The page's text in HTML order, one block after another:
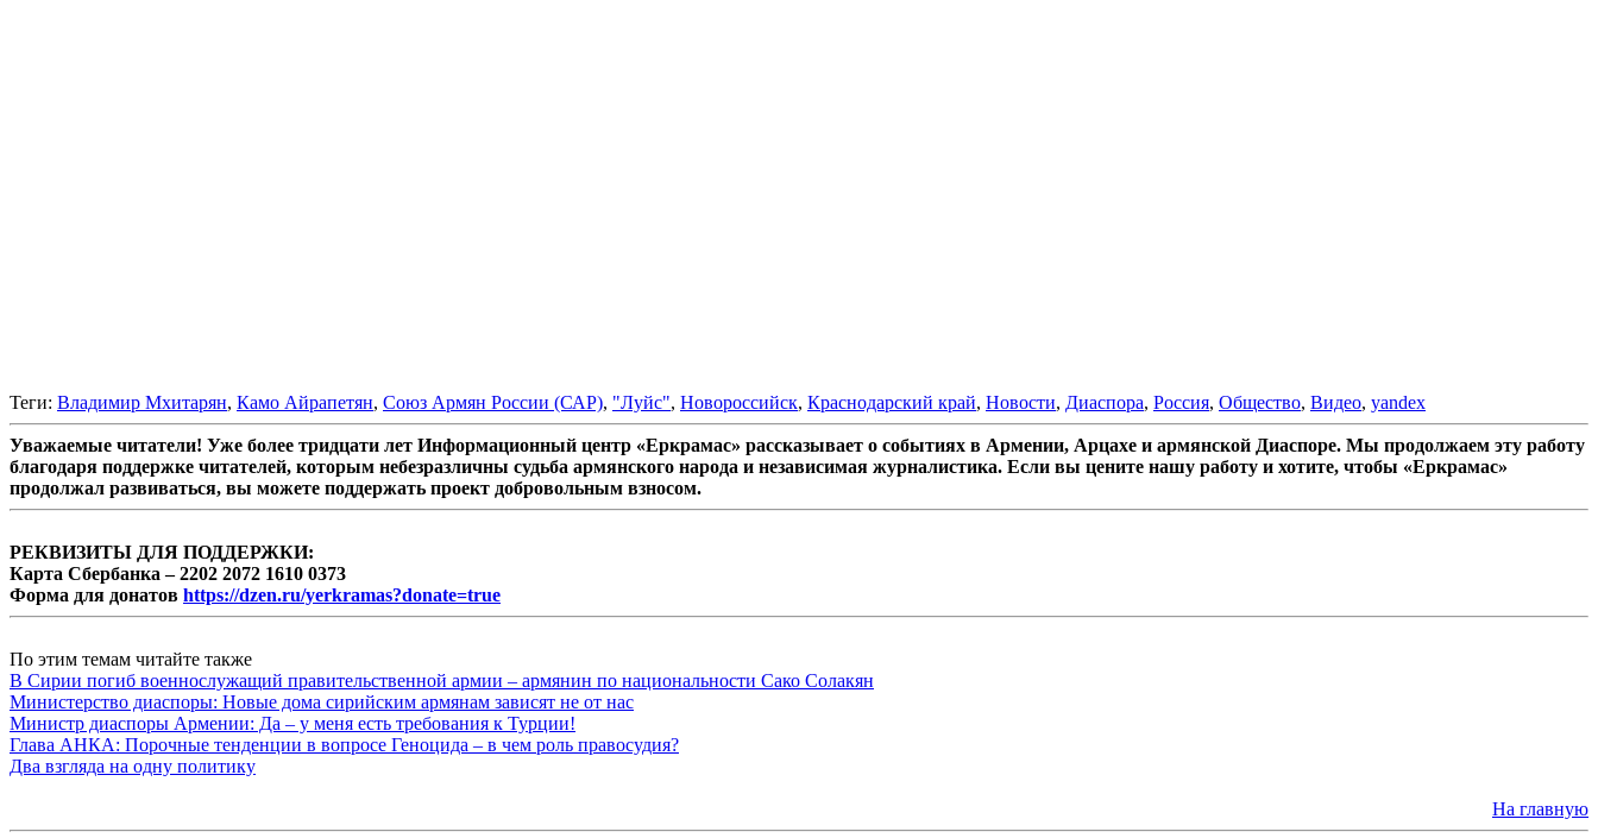
Теги: Владимир Мхитарян, Камо Айрапетян, Союз Армян России (САР), "Луйс", Новороссийск, Краснодарский край, Новости, Диаспора, Россия, Общество, Видео, yandex
Уважаемые читатели! Уже более тридцати лет Информационный центр «Еркрамас» рассказывает о событиях в Армении, Арцахе и армянской Диаспоре. Мы продолжаем эту работу
благодаря поддержке читателей, которым небезразличны судьба армянского народа и независимая журналистика. Если вы цените нашу работу и хотите, чтобы «Еркрамас»
продолжал развиваться, вы можете поддержать проект добровольным взносом.
РЕКВИЗИТЫ ДЛЯ ПОДДЕРЖКИ:
Карта Сбербанка – 2202 2072 1610 0373
Форма для донатов https://dzen.ru/yerkramas?donate=true
По этим темам читайте также
В Сирии погиб военнослужащий правительственной армии – армянин по национальности Сако Солакян
Министерство диаспоры: Новые дома сирийским армянам зависят не от нас
Министр диаспоры Армении: Да – у меня есть требования к Турции!
Глава АНКА: Порочные тенденции в вопросе Геноцида – в чем роль правосудия?
Два взгляда на одну политику
На главную